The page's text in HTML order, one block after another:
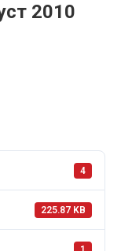
2010
4
225.87 KB